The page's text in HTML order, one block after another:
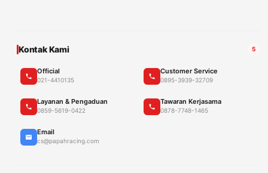
Kontak Kami 5
Official
021-4410135
Customer Service
0895-3939-32709
Layanan & Pengaduan
0859-5619-0422
Tawaran Kerjasama
0878-7748-1465
Email
cs@papahracing.com